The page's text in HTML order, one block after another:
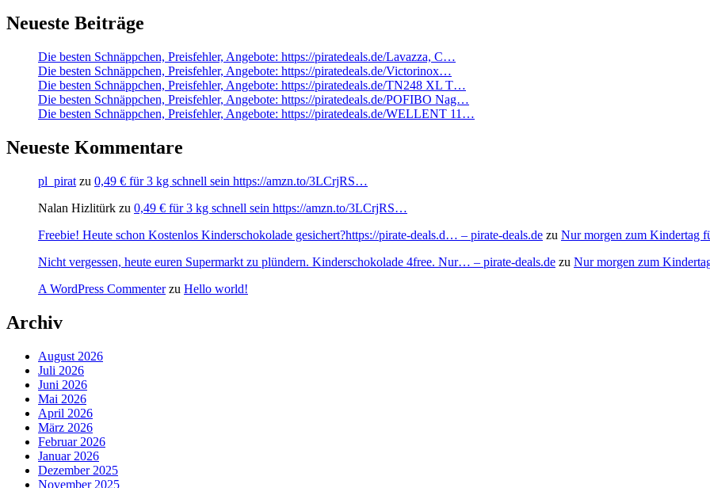
Neueste Beiträge
Die besten Schnäppchen, Preisfehler, Angebote: https://piratedeals.de/Lavazza, C…
Die besten Schnäppchen, Preisfehler, Angebote: https://piratedeals.de/Victorinox…
Die besten Schnäppchen, Preisfehler, Angebote: https://piratedeals.de/TN248 XL T…
Die besten Schnäppchen, Preisfehler, Angebote: https://piratedeals.de/POFIBO Nag…
Die besten Schnäppchen, Preisfehler, Angebote: https://piratedeals.de/WELLENT 11…
Neueste Kommentare
pl_pirat zu 0,49 € für 3 kg schnell sein https://amzn.to/3LCrjRS…
Nalan Hizlitürk zu 0,49 € für 3 kg schnell sein https://amzn.to/3LCrjRS…
Freebie! Heute schon Kostenlos Kinderschokolade gesichert?https://pirate-deals.d… – pirate-deals.de zu Nur morgen zum Kindertag
Nicht vergessen, heute euren Supermarkt zu plündern. Kinderschokolade 4free. Nur… – pirate-deals.de zu Nur morgen zum
A WordPress Commenterzu Hello world!
Archiv
August 2026
Juli 2026
Juni 2026
Mai 2026
April 2026
März 2026
Februar 2026
Januar 2026
Dezember 2025
November 2025